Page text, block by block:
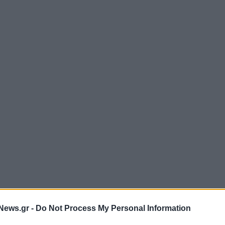
- Do Not Process My Personal Information